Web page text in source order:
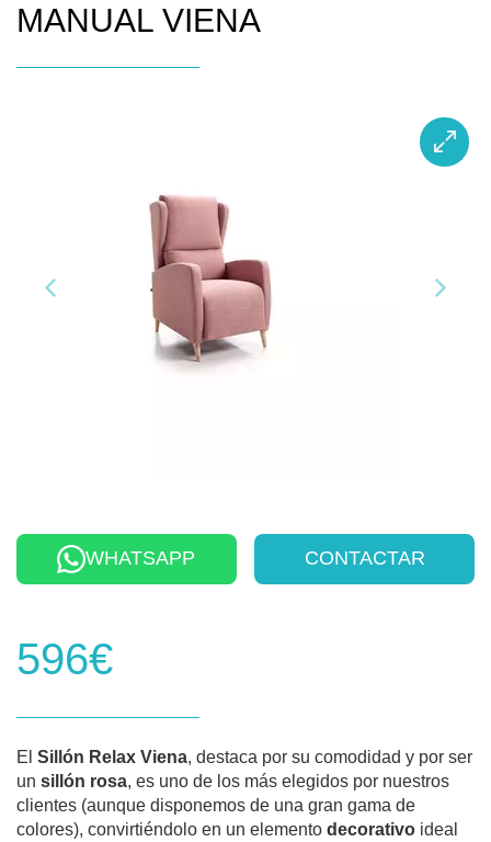
MANUAL VIENA
WHATSAPP CONTACTAR
596€
El Sillón Relax Viena, destaca por su comodidad y por ser
un sillón rosa, es uno de los más elegidos por nuestros
clientes (aunque disponemos de una gran gama de
colores), convirtiéndolo en un elemento decorativo ideal